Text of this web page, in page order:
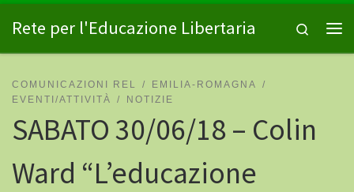
Passa al contenuto
Rete per l'Educazione Libertaria
Search
COMUNICAZIONI REL
EMILIA-ROMAGNA
EVENTI/ATTIVITÀ
NOTIZIE
SABATO 30/06/18 – Colin
Ward “L’educazione